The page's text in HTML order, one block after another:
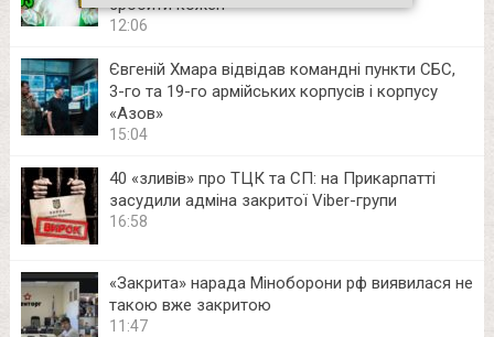
зробити кожен
12:06
Євгеній Хмара відвідав командні пункти СБС,
3-го та 19-го армійських корпусів і корпусу
«Азов»
15:04
40 «зливів» про ТЦК та СП: на Прикарпатті
засудили адміна закритої Viber-групи
16:58
«Закрита» нарада Міноборони рф виявилася не
такою вже закритою
11:47